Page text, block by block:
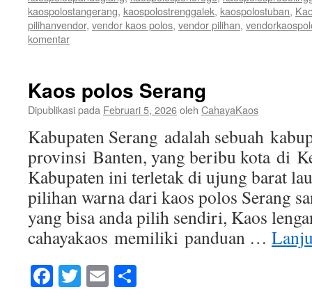
kaospolostangerang, kaospolostrenggalek, kaospolostuban,
pilihanvendor, vendor kaos polos, vendor pilihan,
komentar
Kaos polos Serang
Dipublikasi pada Februari 5, 2026oleh CahayaKaos
Kabupaten Serang adalah sebuah
provinsi Banten, yang beribu kota di
Kabupaten ini terletak di ujung barat
pilihan warna dari kaos polos Serang
yang bisa anda pilih sendiri, Kaos
cahayakaos memiliki panduan …
Facebook
Twitter
Email